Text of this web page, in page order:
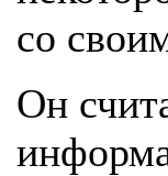
со
Он